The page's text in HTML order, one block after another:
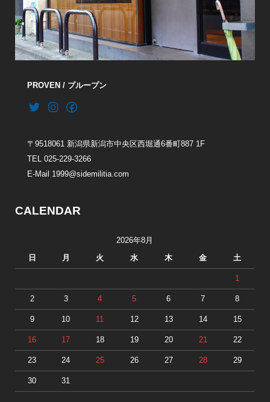
PROVEN / プループン
〒9518061 新潟県新潟市中央区西堀通6番町887 1F
TEL 025-229-3266
E-Mail 1999@sidemilitia.com
CALENDAR
2026年8月
日 月 火 水 木 金 土
1
2 3 4 5 6 7 8
9 10 11 12 13 14 15
16 17 18 19 20 21 22
23 24 25 26 27 28 29
30 31